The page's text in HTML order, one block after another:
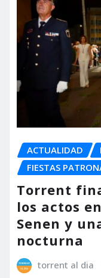
ACTUALIDAD
FIESTAS
Torrent
los actos
Senen y
nocturna
torrent al dia